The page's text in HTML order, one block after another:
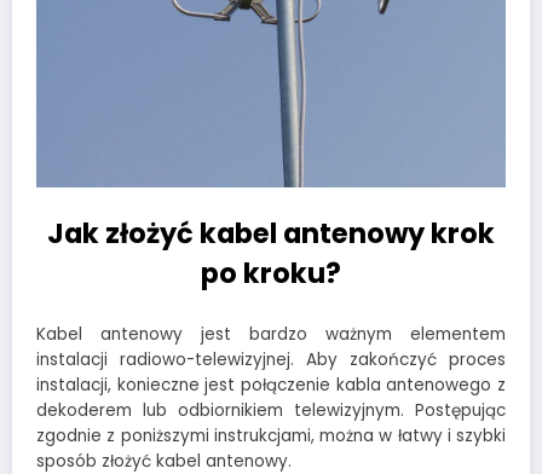
Jak złożyć kabel antenowy krok
po kroku?
Kabel antenowy jest bardzo ważnym elementem
instalacji radiowo-telewizyjnej. Aby zakończyć proces
instalacji, konieczne jest połączenie kabla antenowego z
dekoderem lub odbiornikiem telewizyjnym. Postępując
zgodnie z poniższymi instrukcjami, można w łatwy i szybki
sposób złożyć kabel antenowy.